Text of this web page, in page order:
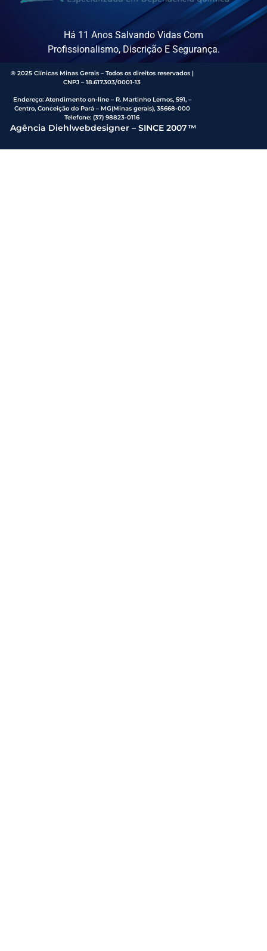
Há 11 Anos Salvando Vidas Com
Profissionalismo, Discrição E Segurança.
® 2025 Clínicas Minas Gerais – Todos os direitos reservados |
CNPJ – 18.617.303/0001-13
Endereço: Atendimento on-line – R. Martinho Lemos, 591, –
Centro, Conceição do Pará – MG(Minas gerais), 35668-000
Telefone:(37) 98823-0116
Agência Diehlwebdesigner – SINCE 2007™